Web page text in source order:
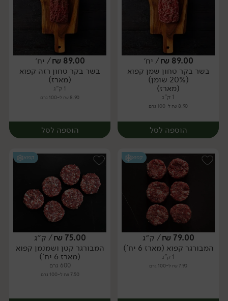
מארז מארז
89.00
₪/ יח׳
בשר בקר טחון שמן קפוא
(20% שומן)
(מארז)
1 ק"ג
8.90 ₪ ל-100 גרם
הוספה לסל
יח׳
89.00
₪/ יח׳
בשר בקר טחון רזה קפוא
(מארז)
1 ק"ג
8.90 ₪ ל-100 גרם
הוספה לסל
יח׳
קפוא
79.00
₪/ ק״ג
המבורגר קפוא (מארז 6 יח')
1 ק"ג
7.90 ₪ ל-100 גרם
קפוא
75.00
₪/ ק״ג
המבורגר קטן ושמנמן קפוא
(מארז 6 יח')
600 גרם
7.50 ₪ ל-100 גרם